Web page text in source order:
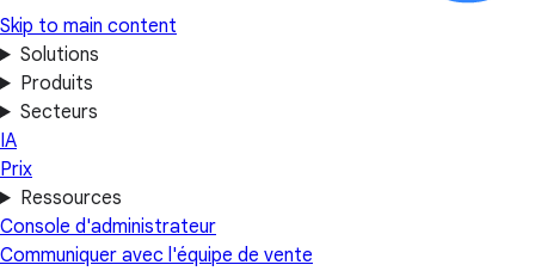
Skip to main content
Solutions
Produits
Secteurs
IA
Prix
Ressources
Console d'administrateur
Communiquer avec l'équipe de vente